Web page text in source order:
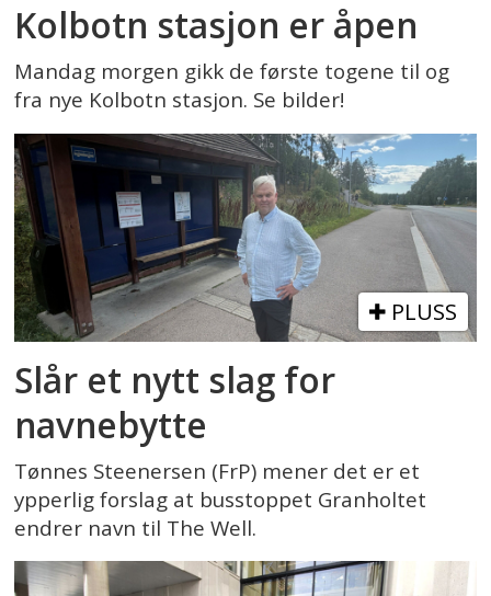
Kolbotn stasjon er åpen
Mandag morgen gikk de første togene til og
fra nye Kolbotn stasjon. Se bilder!
PLUSS
Slår et nytt slag for
navnebytte
Tønnes Steenersen (FrP) mener det er et
ypperlig forslag at busstoppet Granholtet
endrer navn til The Well.